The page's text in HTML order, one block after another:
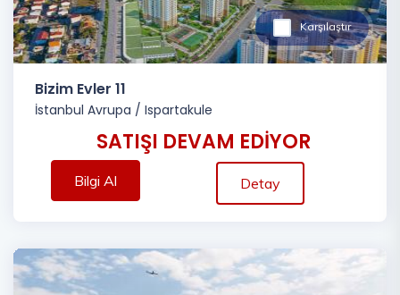
Karşılaştır
Bizim Evler 11
İstanbul Avrupa / Ispartakule
SATIŞI DEVAM EDİYOR
Bilgi Al Detay